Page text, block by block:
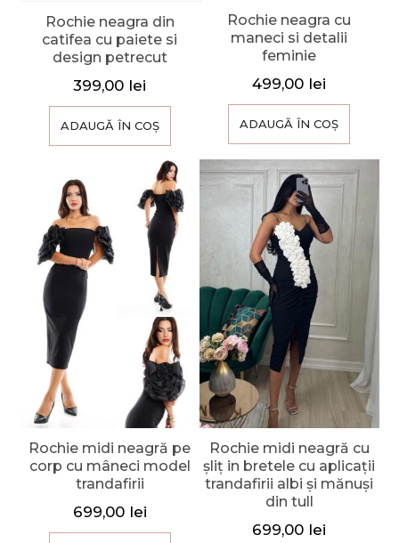
Rochie neagra din
catifea cu paiete si
design petrecut
399,00 lei
ADAUGĂ ÎN COȘ
Rochie neagra cu
maneci si detalii
feminie
499,00 lei
ADAUGĂ ÎN COȘ
Rochie midi neagră pe
corp cu mâneci model
trandafirii
699,00 lei
Rochie midi neagră cu
șliț in bretele cu aplicații
trandafirii albi și mănuși
din tull
699,00 lei